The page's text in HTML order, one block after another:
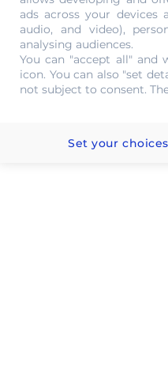
de l'or au
ads across your devices
audio, and video),
analysing audiences.
You can "accept all" and
icon. You can also "set
not subject to consent.
Set your choices